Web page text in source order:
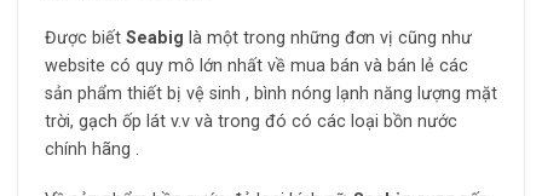
Được biết Seabig là một trong những đơn vị cũng như
website có quy mô lớn nhất về mua bán và bán lẻ các
sản phẩm thiết bị vệ sinh , bình nóng lạnh năng lượng mặt
trời, gạch ốp lát v.v và trong đó có các loại bồn nước
chính hãng .